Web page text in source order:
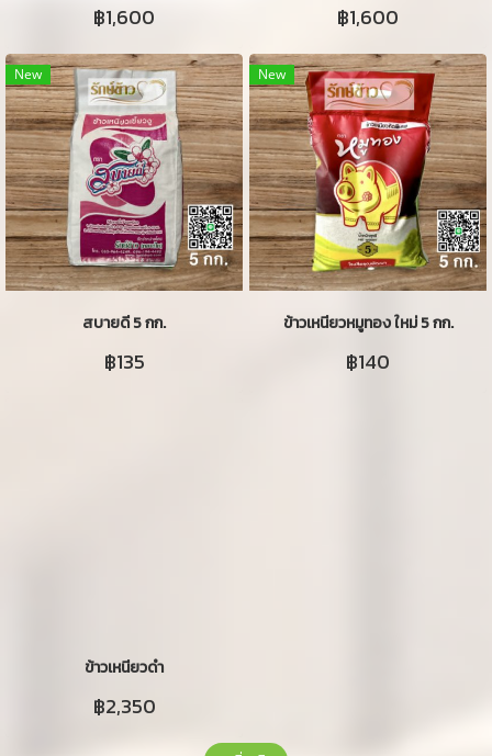
฿1,600 ฿1,600
New
สบายดี 5 กก.
฿135
New
ข้าวเหนียวหมูทอง ใหม่ 5 กก.
฿140
ข้าวเหนียวดำ
฿2,350